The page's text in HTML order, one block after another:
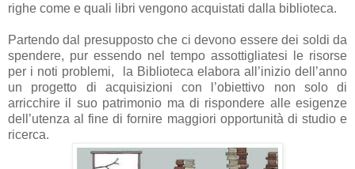
righe come e quali libri vengono acquistati dalla biblioteca.
Partendo dal presupposto che ci devono essere dei soldi da
spendere, pur essendo nel tempo assottigliatesi le risorse
per i noti problemi, la Biblioteca elabora all’inizio dell’anno
un progetto di acquisizioni con l’obiettivo non solo di
arricchire il suo patrimonio ma di rispondere alle esigenze
dell’utenza al fine di fornire maggiori opportunità di studio e
ricerca.